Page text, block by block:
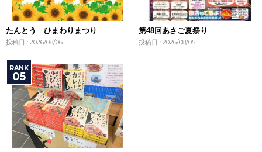
たんとう ひまわりまつり
投稿日 : 2026/08/06
第48回あさご夏祭り
投稿日 : 2026/08/05